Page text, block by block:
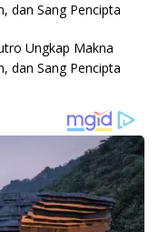
dan Sang Pencipta
Ungkap Makna
dan Sang Pencipta